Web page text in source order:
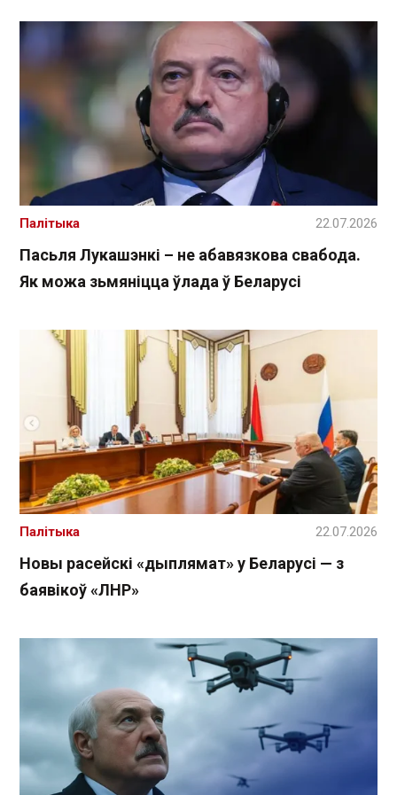
Пасьля Лукашэнкі – не абавязкова свабода.
Як можа зьмяніцца ўлада ў Беларусі
Палітыка 22.07.2026
Новы расейскі «дыплямат» у Беларусі — з
баявікоў «ЛНР»
Палітыка 22.07.2026